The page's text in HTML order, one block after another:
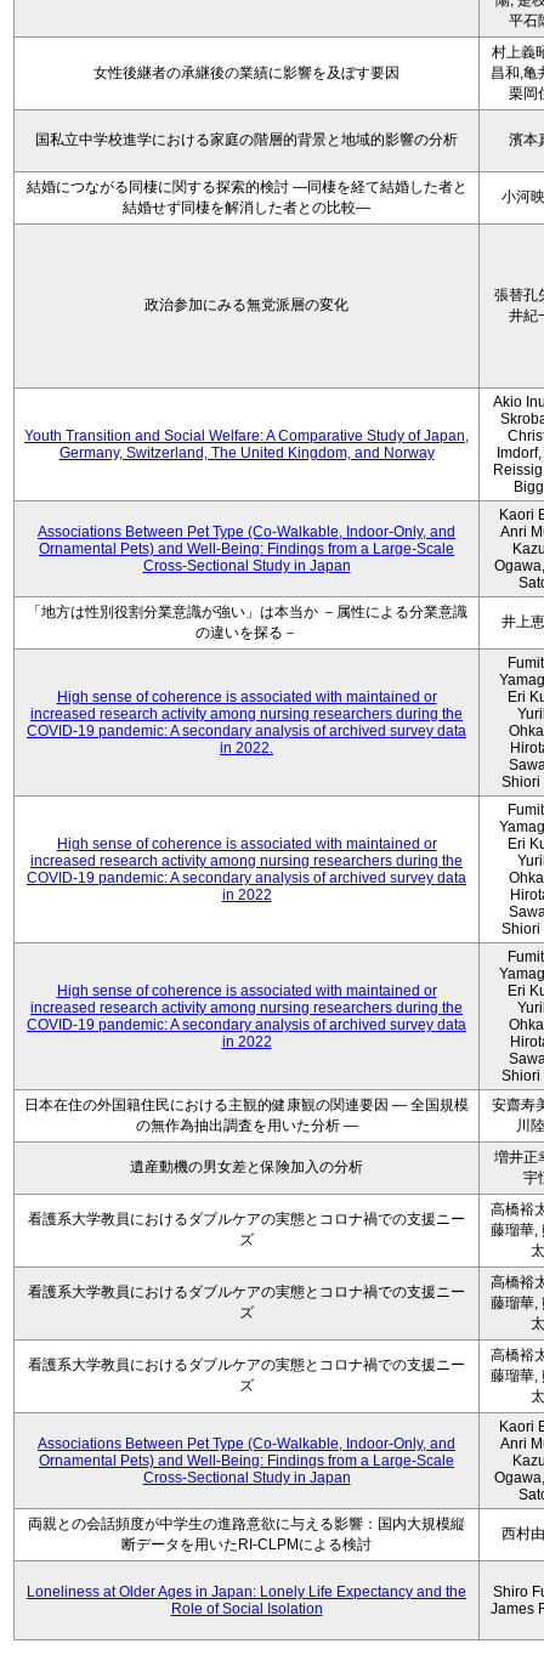
平石
女性後継者の承継後の業績に影響を及ぼす要因
村上義
昌和,亀
栗岡
国私立中学校進学における家庭の階層的背景と地域的影響の分析 濱本
結婚につながる同棲に関する探索的検討 ―同棲を経て結婚した者と
結婚せず同棲を解消した者との比較―
小河
政治参加にみる無党派層の変化
張替孔
井紀
Youth Transition and Social Welfare: A Comparative Study of Japan,
Germany, Switzerland, The United Kingdom, and Norway
Akio
Associations Between Pet Type (Co-Walkable, Indoor-Only, and
Ornamental Pets) and Well-Being: Findings from a Large-Scale
Cross-Sectional Study in Japan
Kaori
Anri
「地方は性別役割分業意識が強い」は本当か －属性による分業意識
の違いを探る－
井上
High sense of coherence is associated with maintained or
increased research activity among nursing researchers during the
COVID-19 pandemic: A secondary analysis of archived survey data
in 2022.
Eri
Shiori
High sense of coherence is associated with maintained or
increased research activity among nursing researchers during the
COVID-19 pandemic: A secondary analysis of archived survey data
in 2022
Eri
Shiori
High sense of coherence is associated with maintained or
increased research activity among nursing researchers during the
COVID-19 pandemic: A secondary analysis of archived survey data
in 2022
Eri
Shiori
日本在住の外国籍住民における主観的健康観の関連要因 ― 全国規模
の無作為抽出調査を用いた分析 ―
安齋寿
川
遺産動機の男女差と保険加入の分析
増井正
宇
看護系大学教員におけるダブルケアの実態とコロナ禍での支援ニー
ズ
高橋裕
藤瑠華,
太
看護系大学教員におけるダブルケアの実態とコロナ禍での支援ニー
ズ
高橋裕
藤瑠華,
太
看護系大学教員におけるダブルケアの実態とコロナ禍での支援ニー
ズ
高橋裕
藤瑠華,
太
Associations Between Pet Type (Co-Walkable, Indoor-Only, and
Ornamental Pets) and Well-Being: Findings from a Large-Scale
Cross-Sectional Study in Japan
Kaori
Anri
両親との会話頻度が中学生の進路意欲に与える影響：国内大規模縦
断データを用いたRI-CLPMによる検討
西村
Loneliness at Older Ages in Japan: Lonely Life Expectancy and the
Role of Social Isolation
Shiro
James